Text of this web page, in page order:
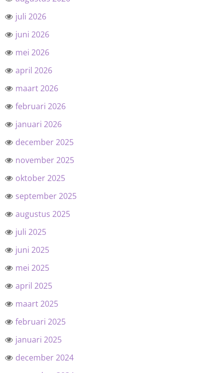
juli 2026
juni 2026
mei 2026
april 2026
maart 2026
februari 2026
januari 2026
december 2025
november 2025
oktober 2025
september 2025
augustus 2025
juli 2025
juni 2025
mei 2025
april 2025
maart 2025
februari 2025
januari 2025
december 2024